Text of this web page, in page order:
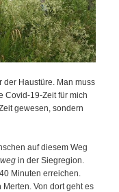
Haustüre. Man muss
Covid-19-Zeit für mich
gewesen, sondern
auf diesem Weg
in der Siegregion.
Minuten erreichen.
Von dort geht es